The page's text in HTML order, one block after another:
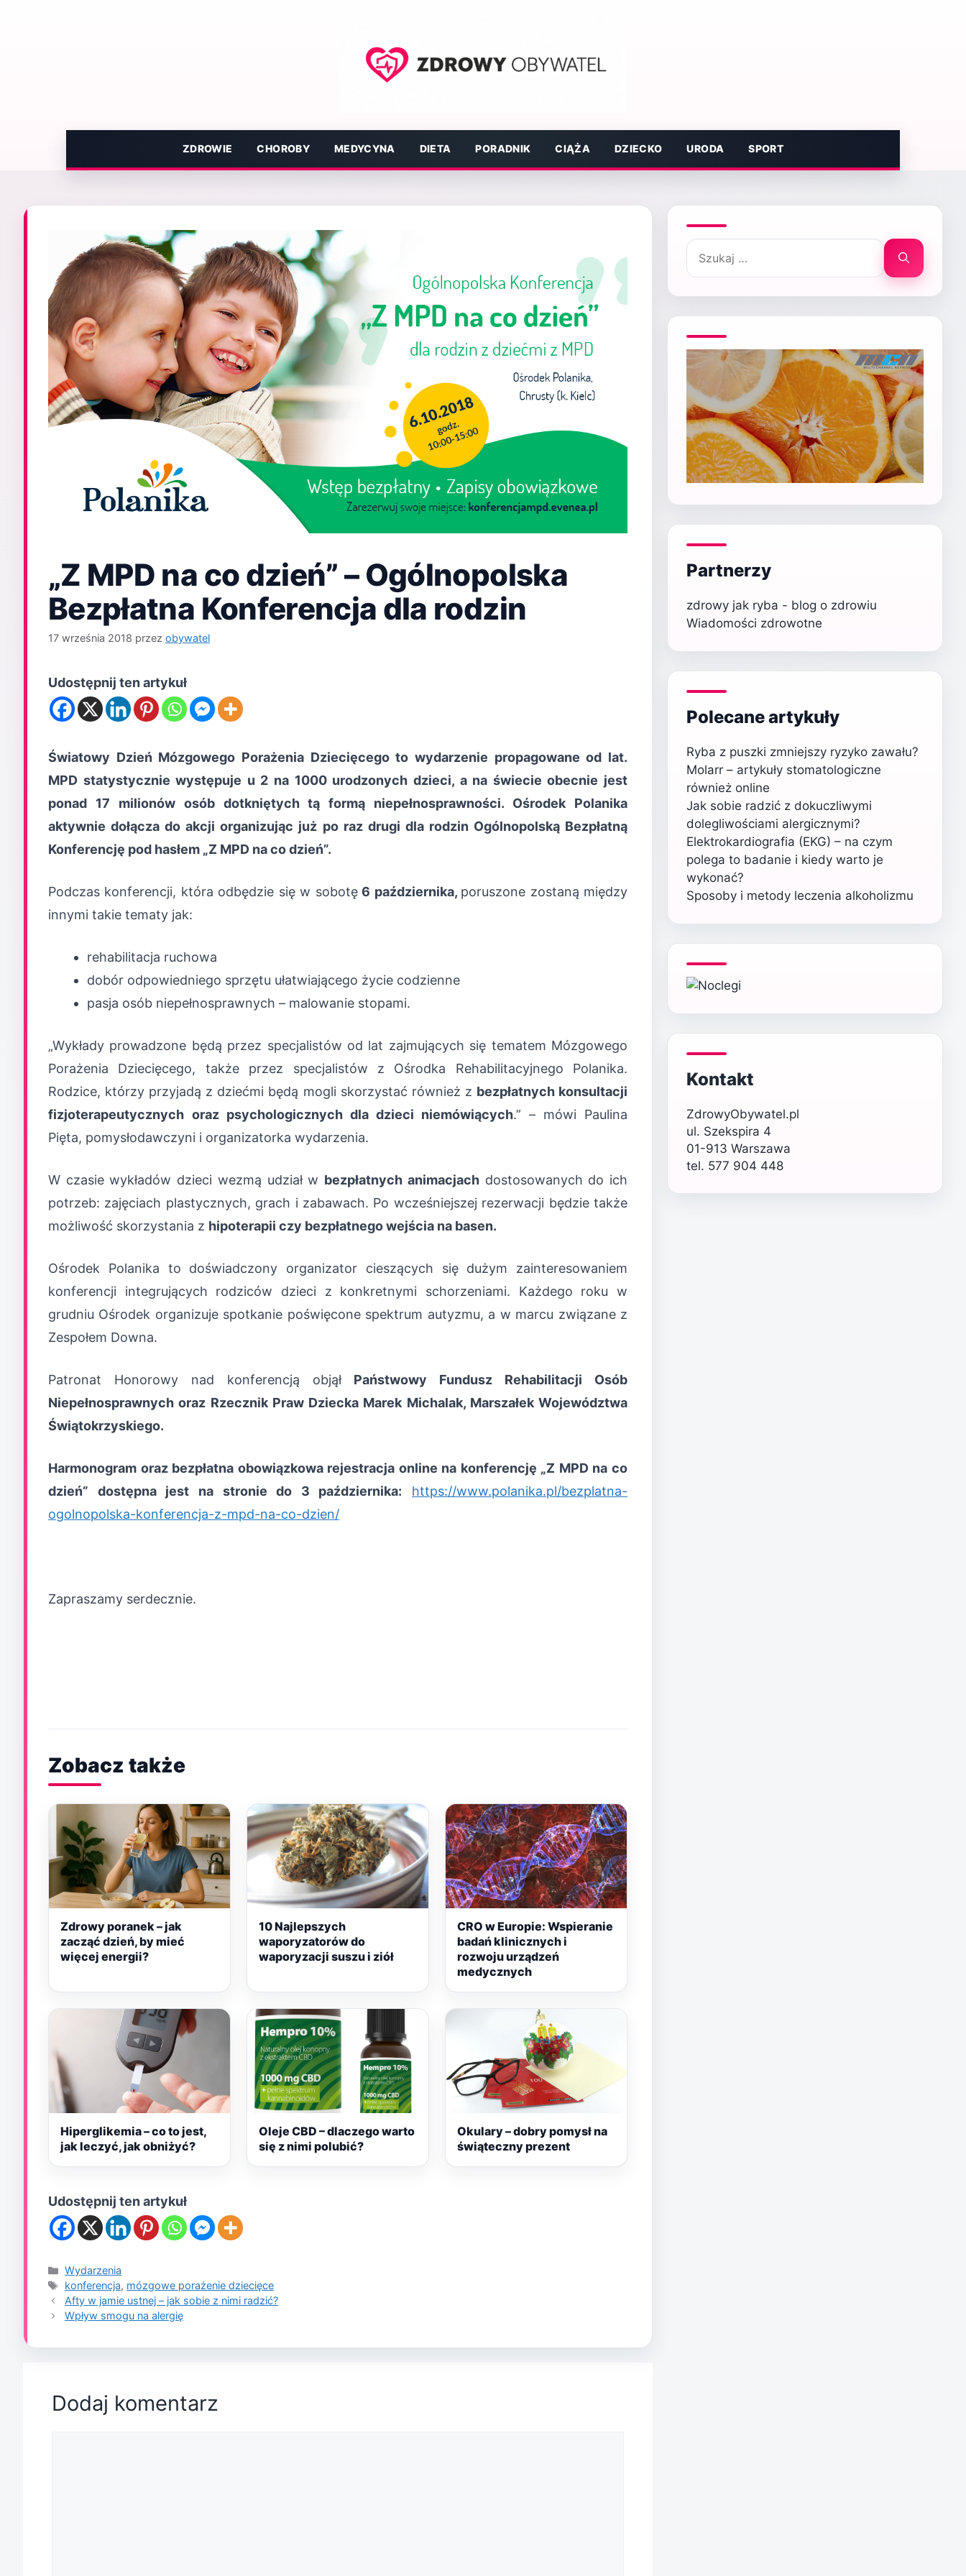
ZDROWIE CHOROBY MEDYCYNA DIETA PORADNIK CIĄŻA DZIECKO URODA SPORT
„Z MPD na co dzień” – Ogólnopolska
Bezpłatna Konferencja dla rodzin
17 września 2018 przez obywatel
Udostępnij ten artykuł
Światowy Dzień Mózgowego Porażenia Dziecięcego to wydarzenie propagowane od lat.
MPD statystycznie występuje u 2 na 1000 urodzonych dzieci, a na świecie obecnie jest
ponad 17 milionów osób dotkniętych tą formą niepełnosprawności. Ośrodek Polanika
aktywnie dołącza do akcji organizując już po raz drugi dla rodzin Ogólnopolską Bezpłatną
Konferencję pod hasłem „Z MPD na co dzień”.
Podczas konferencji, która odbędzie się w sobotę6 października, poruszone zostaną między
innymi takie tematy jak:
rehabilitacja ruchowa
dobór odpowiedniego sprzętu ułatwiającego życie codzienne
pasja osób niepełnosprawnych – malowanie stopami.
„Wykłady prowadzone będą przez specjalistów od lat zajmujących się tematem Mózgowego
Porażenia Dziecięcego, także przez specjalistów z Ośrodka Rehabilitacyjnego Polanika.
Rodzice, którzy przyjadą z dziećmi będą mogli skorzystać również z bezpłatnych konsultacji
fizjoterapeutycznych oraz psychologicznych dla dzieci niemówiących.” – mówi Paulina
Pięta, pomysłodawczyni i organizatorka wydarzenia.
W czasie wykładów dzieci wezmą udział w bezpłatnych animacjachdostosowanych do ich
potrzeb: zajęciach plastycznych, grach i zabawach. Po wcześniejszej rezerwacji będzie także
możliwość skorzystania z hipoterapii czy bezpłatnego wejścia na basen.
Ośrodek Polanika to doświadczony organizator cieszących się dużym zainteresowaniem
konferencji integrujących rodziców dzieci z konkretnymi schorzeniami. Każdego roku w
grudniu Ośrodek organizuje spotkanie poświęcone spektrum autyzmu, a w marcu związane z
Zespołem Downa.
Patronat Honorowy nad konferencją objął Państwowy Fundusz Rehabilitacji Osób
Niepełnosprawnych oraz Rzecznik Praw Dziecka Marek Michalak, Marszałek Województwa
Świątokrzyskiego.
Harmonogram oraz bezpłatna obowiązkowa rejestracja online na konferencję „Z MPD na co
dzień” dostępna jest na stronie do 3 października:
https://www.polanika.pl/bezplatna-
ogolnopolska-konferencja-z-mpd-na-co-dzien/
Zapraszamy serdecznie.
Zobacz także
Zdrowy poranek – jak
zacząć dzień, by mieć
więcej energii?
10 Najlepszych
waporyzatorów do
waporyzacji suszu i ziół
CRO w Europie: Wspieranie
badań klinicznych i
rozwoju urządzeń
medycznych
Hiperglikemia – co to jest,
jak leczyć, jak obniżyć?
Oleje CBD – dlaczego warto
się z nimi polubić?
Okulary – dobry pomysł na
świąteczny prezent
Udostępnij ten artykuł
Kategorie
Wydarzenia
Tagi
konferencja, mózgowe porażenie dziecięce
Afty w jamie ustnej – jak sobie z nimi radzić?
Wpływ smogu na alergię
Dodaj komentarz
Szukaj:
Partnerzy
zdrowy jak ryba - blog o zdrowiu
Wiadomości zdrowotne
Polecane artykuły
Ryba z puszki zmniejszy ryzyko zawału?
Molarr – artykuły stomatologiczne
również online
Jak sobie radzić z dokuczliwymi
dolegliwościami alergicznymi?
Elektrokardiografia (EKG) – na czym
polega to badanie i kiedy warto je
wykonać?
Sposoby i metody leczenia alkoholizmu
Kontakt
ZdrowyObywatel.pl
ul. Szekspira 4
01-913 Warszawa
tel. 577 904 448